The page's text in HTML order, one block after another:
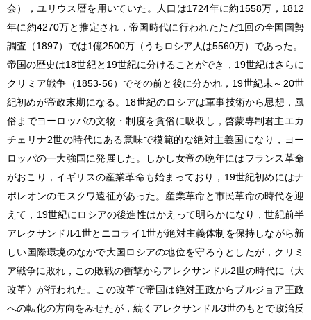
会），ユリウス暦を用いていた。人口は1724年に約1558万，1812
年に約4270万と推定され，帝国時代に行われたただ1回の全国国勢
調査（1897）では1億2500万（うちロシア人は5560万）であった。
帝国の歴史は18世紀と19世紀に分けることができ，19世紀はさらに
クリミア戦争（1853-56）でその前と後に分かれ，19世紀末～20世
紀初めが帝政末期になる。18世紀のロシアは軍事技術から思想，風
俗までヨーロッパの文物・制度を貪俗に吸収し，啓蒙専制君主エカ
チェリナ2世の時代にある意味で模範的な絶対主義国になり，ヨー
ロッパの一大強国に発展した。しかし女帝の晩年にはフランス革命
がおこり，イギリスの産業革命も始まっており，19世紀初めにはナ
ポレオンのモスクワ遠征があった。産業革命と市民革命の時代を迎
えて，19世紀にロシアの後進性はかえって明らかになり，世紀前半
アレクサンドル1世とニコライ1世が絶対主義体制を保持しながら新
しい国際環境のなかで大国ロシアの地位を守ろうとしたが，クリミ
ア戦争に敗れ，この敗戦の衝撃からアレクサンドル2世の時代に〈大
改革〉が行われた。この改革で帝国は絶対王政からブルジョア王政
への転化の方向をみせたが，続くアレクサンドル3世のもとで政治反